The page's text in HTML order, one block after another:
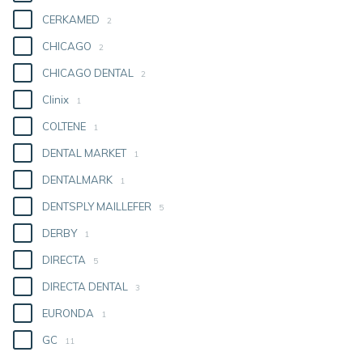
CERKAMED 2
CHICAGO 2
CHICAGO DENTAL 2
Clinix 1
COLTENE 1
DENTAL MARKET 1
DENTALMARK 1
DENTSPLY MAILLEFER 5
DERBY 1
DIRECTA 5
DIRECTA DENTAL 3
EURONDA 1
GC 11